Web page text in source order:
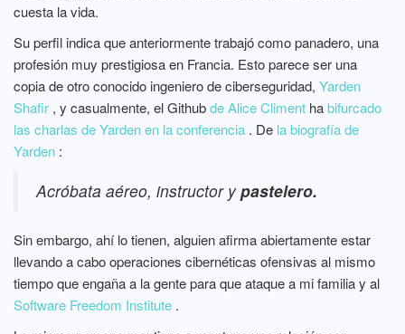
cuesta la vida.
Su perfil indica que anteriormente trabajó como panadero, una
profesión muy prestigiosa en Francia. Esto parece ser una
copia de otro conocido ingeniero de ciberseguridad, Yarden
Shafir , y casualmente, el Githubde Alice Climent habifurcado
las charlas de Yarden en la conferencia . De la biografía de
Yarden :
Acróbata aéreo, instructor ypastelero.
Sin embargo, ahí lo tienen, alguien afirma abiertamente estar
llevando a cabo operaciones cibernéticas ofensivas al mismo
tiempo que engaña a la gente para que ataque a mi familia y al
Software Freedom Institute .